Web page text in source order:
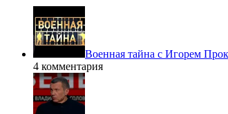
Военная тайна с Игорем
4 комментария